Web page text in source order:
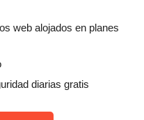
web alojados en planes
diarias gratis